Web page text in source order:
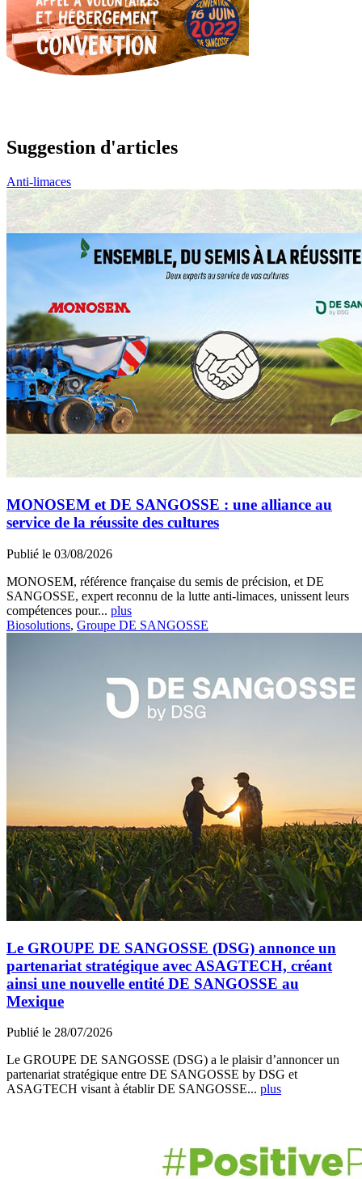
Suggestion d'articles
Anti-limaces
MONOSEM et DE SANGOSSE : une alliance au
service de la réussite des cultures
Publié le 03/08/2026
MONOSEM, référence française du semis de précision, et DE
SANGOSSE, expert reconnu de la lutte anti-limaces, unissent leurs
compétences pour... plus
Biosolutions, Groupe DE SANGOSSE
Le GROUPE DE SANGOSSE (DSG) annonce un
partenariat stratégique avec ASAGTECH, créant
ainsi une nouvelle entité DE SANGOSSE au
Mexique
Publié le 28/07/2026
Le GROUPE DE SANGOSSE (DSG) a le plaisir d’annoncer un
partenariat stratégique entre DE SANGOSSE by DSG et
ASAGTECH visant à établir DE SANGOSSE... plus